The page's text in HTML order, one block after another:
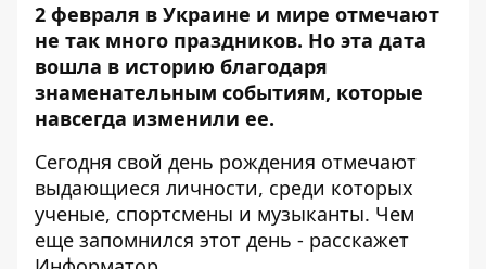
2 февраля в Украине и мире отмечают
не так много праздников. Но эта дата
вошла в историю благодаря
знаменательным событиям, которые
навсегда изменили ее.
Сегодня свой день рождения отмечают
выдающиеся личности, среди которых
ученые, спортсмены и музыканты. Чем
еще запомнился этот день - расскажет